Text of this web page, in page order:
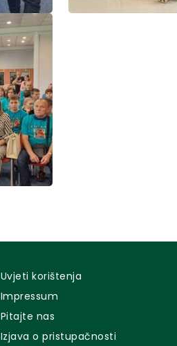
Uvjeti korištenja
Impressum
Pitajte nas
Izjava o pristupačnosti